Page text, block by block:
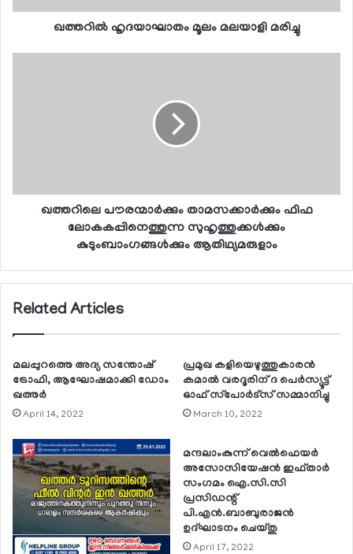
ഖത്തറില്‍ ഹൃദയാഘാതം മൂലം മലയാളി മരിച്ചു
ഖത്തറിലെ പൗരന്മാര്‍ക്കും താമസക്കാര്‍ക്കും ഫിഫ
ലോകകപ്പിനെത്തുന്ന സുഹൃത്തുക്കള്‍ക്കും
കുടുംബാംഗങ്ങള്‍ക്കും ആതിഥ്യമരുളാം
Related Articles
മലപ്പുറത്തെ അദ്യ സന്തോഷ്
ട്രോഫി, ആഘോഷമാക്കി ഡോം
ഖത്തര്‍
April 14, 2022
പ്രമുഖ കളിയെഴുത്തുകാരന്‍
കമാല്‍ വരദൂരിന് ദ പെര്‍സ്യൂട്ട്
ഓഫ് സ്‌പോര്‍ട്‌സ് സമ്മാനിച്ചു
March 10, 2022
മന്ദലാംകുന്ന് വെല്‍ഫെയര്‍
അസോസിയേഷന്‍ ഇഫ്താര്‍
സംഗമം ഐ.സി.സി
പ്രസിഡന്റ്
പി.എന്‍.ബാബുരാജന്‍
ഉദ്ഘാടനം ചെയ്തു
April 17, 2022